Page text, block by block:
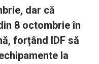
dar că
8 octombrie în
forțând IDF să
la